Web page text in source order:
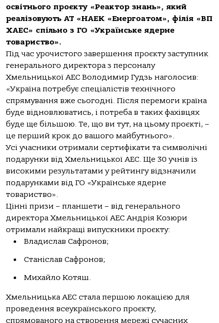
освітнього проєкту «Реактор знань», який
реалізовують АТ «НАЕК «Енергоатом», філія «ВП
ХАЕС» спільно з ГО «Українське ядерне
товариство».
Під час урочистого завершення проєкту заступник
генерального директора з персоналу
Хмельницької АЕС Володимир Гудзь наголосив:
«Україна потребує спеціалістів технічного
спрямування вже сьогодні. Після перемоги країна
буде відновлюватись, і потреба в таких фахівцях
буде ще більшою. Те, що ви тут, на цьому проєкті, –
це перший крок до вашого майбутнього».
Усі учасники отримали сертифікати та символічні
подарунки від Хмельницької АЕС. Ще 30 учнів із
високими результатами у рейтингу відзначили
подарунками від ГО «Українське ядерне
товариство».
Цінні призи – планшети – від генерального
директора Хмельницької АЕС Андрія Козюри
отримали найкращі випускники проєкту:
Владислав Сафронов;
Станіслав Сафронов;
Михайло Котяш.
Хмельницька АЕС стала першою локацією для
проведення всеукраїнського проєкту,
спрямованого на створення мережі сучасних